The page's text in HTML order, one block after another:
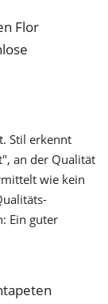
Stil erkennt
an der Qualität
wie kein
Ein guter